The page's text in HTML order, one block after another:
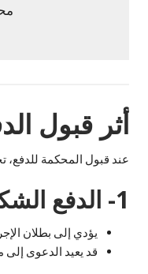
أثر قبول
عند قبول المحكمة للدفع،
1- الدفع الشكلي المقبول
يؤدي إلى بطلان
قد يعيد الدعوى إلى